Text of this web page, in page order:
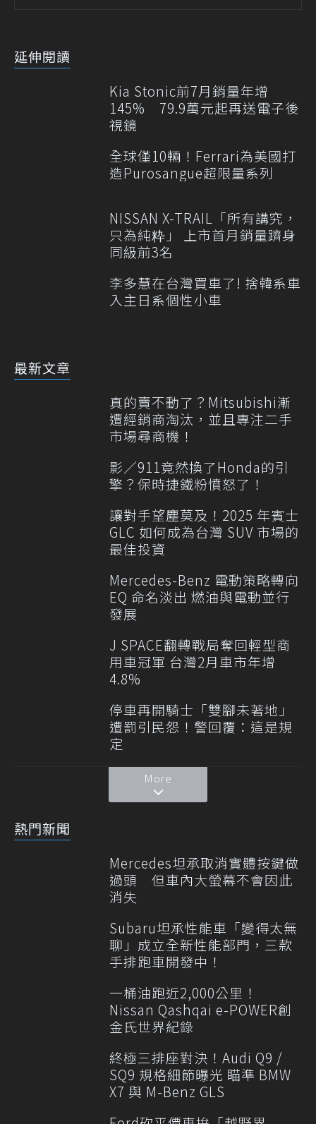
延伸閱讀
Kia Stonic前7月銷量年增
145% 79.9萬元起再送電子後
視鏡
全球僅10輛！Ferrari為美國打
造Purosangue超限量系列
NISSAN X-TRAIL「所有講究，
只為純粋」 上市首月銷量躋身
同級前3名
李多慧在台灣買車了! 捨韓系車
入主日系個性小車
最新文章
真的賣不動了？Mitsubishi漸
遭經銷商淘汰，並且專注二手
市場尋商機！
影／911竟然換了Honda的引
擎？保時捷鐵粉憤怒了！
讓對手望塵莫及！2025 年賓士
GLC 如何成為台灣 SUV 市場的
最佳投資
Mercedes-Benz 電動策略轉向
EQ 命名淡出 燃油與電動並行
發展
J SPACE翻轉戰局奪回輕型商
用車冠軍 台灣2月車市年增
4.8%
停車再開騎士「雙腳未著地」
遭罰引民怨！警回覆：這是規
定
More
熱門新聞
Mercedes坦承取消實體按鍵做
過頭 但車內大螢幕不會因此
消失
Subaru坦承性能車「變得太無
聊」成立全新性能部門，三款
手排跑車開發中！
一桶油跑近2,000公里！
Nissan Qashqai e-POWER創
金氏世界紀錄
終極三排座對決！Audi Q9 /
SQ9 規格細節曝光 瞄準 BMW
X7 與 M-Benz GLS